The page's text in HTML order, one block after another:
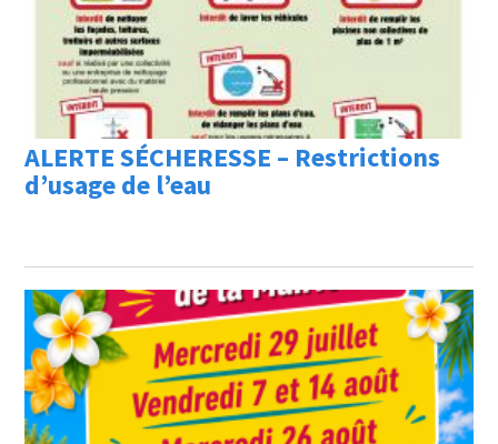
ALERTE SÉCHERESSE – Restrictions
d’usage de l’eau